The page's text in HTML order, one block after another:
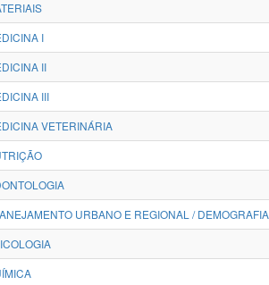
I
II
III
VETERINÁRIA
URBANO E REGIONAL / DEMOGRAFIA